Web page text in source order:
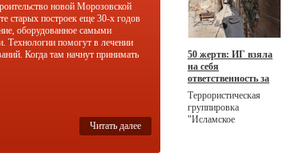
новой Морозовской
старых построек еще 30-х годов
оборудованное самыми
Технологии помогут в лечении
Когда там начнут принимать
Читать далее
50 жертв: ИГ взяла
на себя
ответственность за
масштабный теракт
в Ираке
Террористическая
группировка
"Исламское